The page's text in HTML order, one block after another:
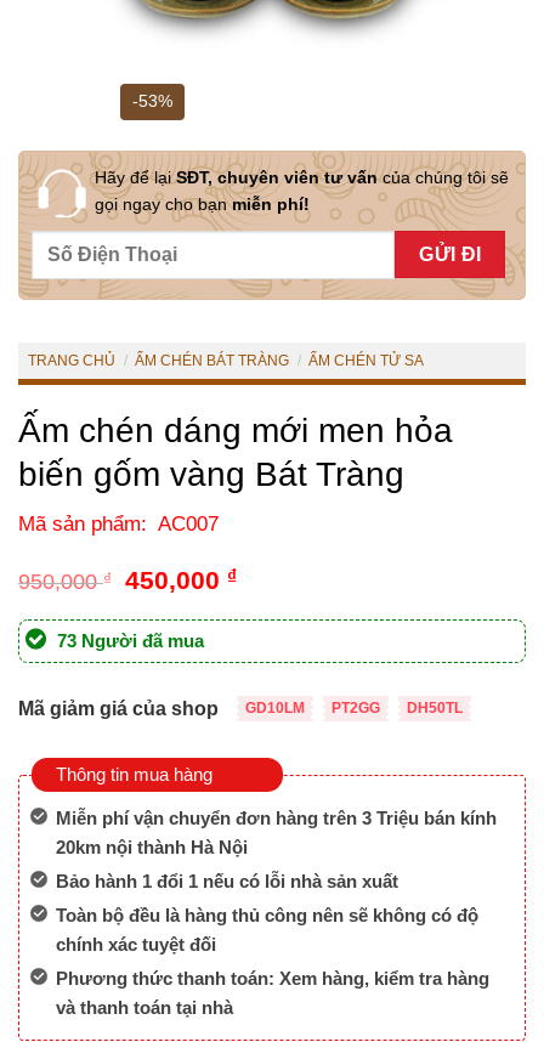
-53%
Hãy để lạiSĐT, chuyên viên tư vấncủa chúng tôi sẽ
gọi ngay cho bạnmiễn phí!
TRANG CHỦ / ẤM CHÉN BÁT TRÀNG / ẤM CHÉN TỬ SA
Ấm chén dáng mới men hỏa
biến gốm vàng Bát Tràng
Mã sản phẩm: AC007
950,000₫
Giá
là:
950,000 ₫.
450,000 ₫Giá
tại
là:
73 Người đã mua
Mã giảm giá của shop GD10LM PT2GG DH50TL
Thông tin mua hàng
Miễn phí vận chuyển đơn hàng trên 3 Triệu bán kính
20km nội thành Hà Nội
Bảo hành 1 đổi 1 nếu có lỗi nhà sản xuất
Toàn bộ đều là hàng thủ công nên sẽ không có độ
chính xác tuyệt đối
Phương thức thanh toán: Xem hàng, kiểm tra hàng
và thanh toán tại nhà